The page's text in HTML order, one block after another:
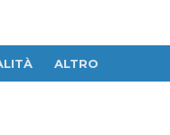
ALTRO